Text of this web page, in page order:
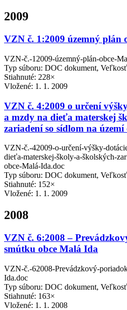
2009
VZN č. 1:2009 územný plán
VZN-č.-12009-územný-plán-obce-
Typ súboru: DOC dokument,
Stiahnuté: 228×
Vložené: 1. 1. 2009
VZN č. 4:2009 o určení
a mzdy na dieťa materskej
zariadení so sídlom na
VZN-č.-42009-o-určení-výšky-
dieťa-materskej-školy-a-školských-
obce-Malá-Ida.doc
Typ súboru: DOC dokument,
Stiahnuté: 152×
Vložené: 1. 1. 2009
2008
VZN č. 6:2008 –
smútku obce Malá Ida
VZN-č.-62008-Prevádzkový-
Ida.doc
Typ súboru: DOC dokument,
Stiahnuté: 163×
Vložené: 1. 1. 2008